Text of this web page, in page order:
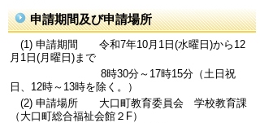
申請期間及び申請場所
(1) 申請期間 令和7年10月1日(水曜日)から12
月1日(月曜日)まで
8時30分～17時15分（土日祝
日、12時～13時を除く。）
(2) 申請場所 大口町教育委員会 学校教育課
（大口町総合福祉会館２F）